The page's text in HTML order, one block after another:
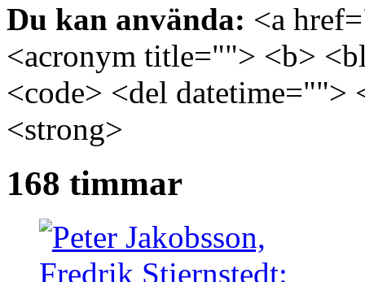
Du kan använda: <a
<acronym title=""> <b>
<code> <del
<strong>
168 timmar